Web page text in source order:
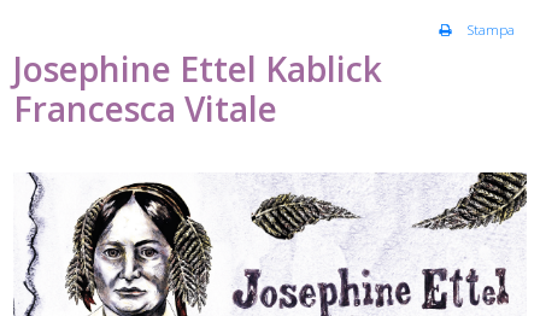
Stampa
Josephine Ettel Kablick
Francesca Vitale